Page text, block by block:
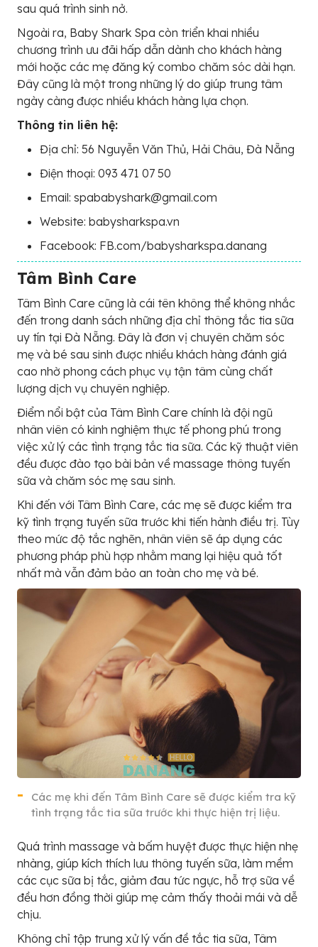
sau quá trình sinh nở.
Ngoài ra, Baby Shark Spa còn triển khai nhiều
chương trình ưu đãi hấp dẫn dành cho khách hàng
mới hoặc các mẹ đăng ký combo chăm sóc dài hạn.
Đây cũng là một trong những lý do giúp trung tâm
ngày càng được nhiều khách hàng lựa chọn.
Thông tin liên hệ:
Địa chỉ: 56 Nguyễn Văn Thủ, Hải Châu, Đà Nẵng
Điện thoại: 093 471 07 50
Email: spababyshark@gmail.com
Website: babysharkspa.vn
Facebook: FB.com/babysharkspa.danang
Tâm Bình Care
Tâm Bình Care cũng là cái tên không thể không nhắc
đến trong danh sách những địa chỉ thông tắc tia sữa
uy tín tại Đà Nẵng. Đây là đơn vị chuyên chăm sóc
mẹ và bé sau sinh được nhiều khách hàng đánh giá
cao nhờ phong cách phục vụ tận tâm cùng chất
lượng dịch vụ chuyên nghiệp.
Điểm nổi bật của Tâm Bình Care chính là đội ngũ
nhân viên có kinh nghiệm thực tế phong phú trong
việc xử lý các tình trạng tắc tia sữa. Các kỹ thuật viên
đều được đào tạo bài bản về massage thông tuyến
sữa và chăm sóc mẹ sau sinh.
Khi đến với Tâm Bình Care, các mẹ sẽ được kiểm tra
kỹ tình trạng tuyến sữa trước khi tiến hành điều trị. Tùy
theo mức độ tắc nghẽn, nhân viên sẽ áp dụng các
phương pháp phù hợp nhằm mang lại hiệu quả tốt
nhất mà vẫn đảm bảo an toàn cho mẹ và bé.
Các mẹ khi đến Tâm Bình Care sẽ được kiểm tra kỹ
tình trạng tắc tia sữa trước khi thực hiện trị liệu.
Quá trình massage và bấm huyệt được thực hiện nhẹ
nhàng, giúp kích thích lưu thông tuyến sữa, làm mềm
các cục sữa bị tắc, giảm đau tức ngực, hỗ trợ sữa về
đều hơn đồng thời giúp mẹ cảm thấy thoải mái và dễ
chịu.
Không chỉ tập trung xử lý vấn đề tắc tia sữa, Tâm